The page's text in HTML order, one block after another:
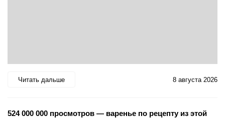
Читать дальше 8 августа 2026
524 000 000 просмотров — варенье по рецепту из этой